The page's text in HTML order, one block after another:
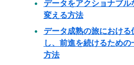
データをアクショナブル
変える方法
データ成熟の旅における
し、前進を続けるため
方法